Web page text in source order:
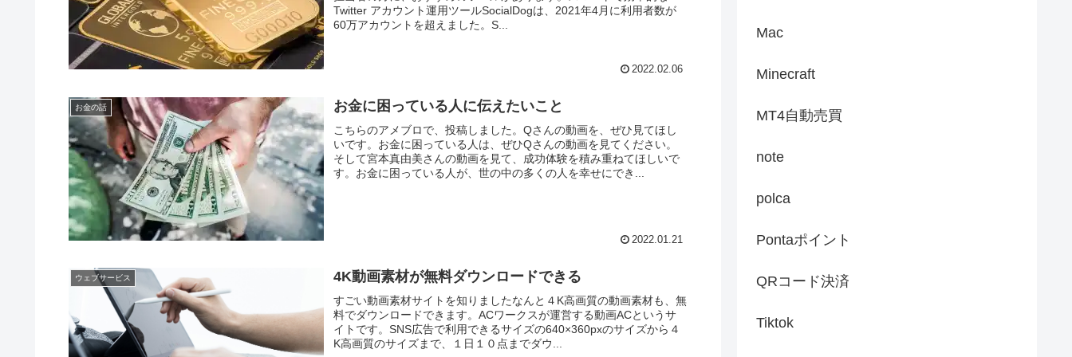
Twitter アカウント運用ツールSocialDogは、2021年4月に利用者数が
60万アカウントを超えました。S...
2022.02.06
お金の話 お金に困っている人に伝えたいこと
こちらのアメブロで、投稿しました。Qさんの動画を、ぜひ見てほし
いです。お金に困っている人は、ぜひQさんの動画を見てください。
そして宮本真由美さんの動画を見て、成功体験を積み重ねてほしいで
す。お金に困っている人が、世の中の多くの人を幸せにでき...
2022.01.21
ウェブサービス 4K動画素材が無料ダウンロードできる
すごい動画素材サイトを知りましたなんと４K高画質の動画素材も、無
料でダウンロードできます。ACワークスが運営する動画ACというサ
イトです。SNS広告で利用できるサイズの640×360pxのサイズから４
K高画質のサイズまで、１日１０点までダウ...
Mac
Minecraft
MT4自動売買
note
polca
Pontaポイント
QRコード決済
Tiktok